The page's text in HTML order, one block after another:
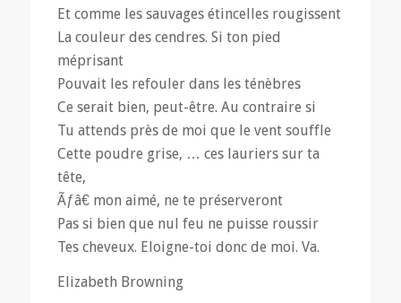
Et comme les sauvages étincelles rougissent
La couleur des cendres. Si ton pied
méprisant
Pouvait les refouler dans les ténèbres
Ce serait bien, peut-être. Au contraire si
Tu attends près de moi que le vent souffle
Cette poudre grise, … ces lauriers sur ta
tête,
Ãƒâ€ mon aimé, ne te préserveront
Pas si bien que nul feu ne puisse roussir
Tes cheveux. Eloigne-toi donc de moi. Va.
Elizabeth Browning